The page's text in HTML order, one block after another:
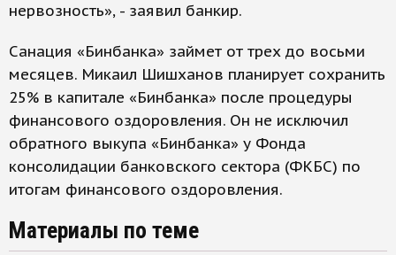
нервозность», - заявил банкир.
Санация «Бинбанка» займет от трех до восьми
месяцев. Микаил Шишханов планирует сохранить
25% в капитале «Бинбанка» после процедуры
финансового оздоровления. Он не исключил
обратного выкупа «Бинбанка» у Фонда
консолидации банковского сектора (ФКБС) по
итогам финансового оздоровления.
Материалы по теме